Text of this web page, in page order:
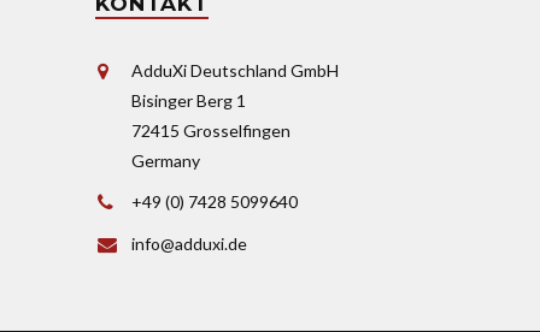
AdduXi Deutschland GmbH
Bisinger Berg 1
72415 Grosselfingen
Germany
+49 (0) 7428 5099640
info@adduxi.de